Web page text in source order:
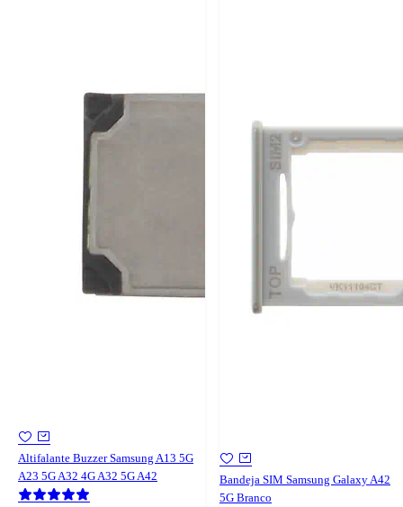
Altifalante Buzzer Samsung A13 5G
A23 5G A32 4G A32 5G A42
Bandeja SIM Samsung Galaxy A42
5G Branco